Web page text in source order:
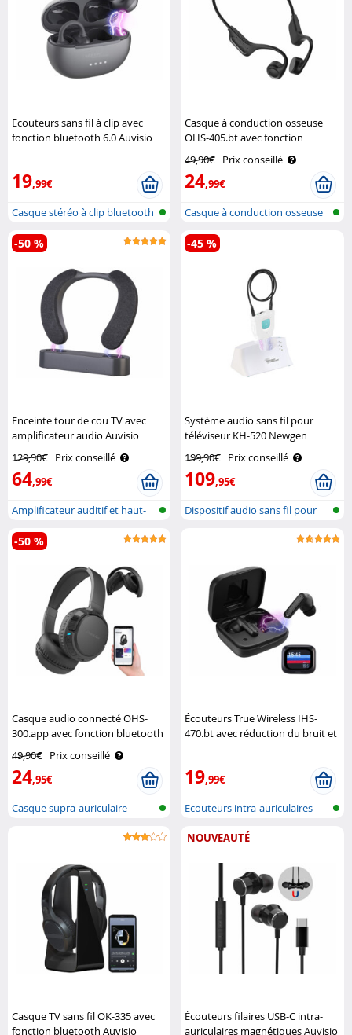
Ecouteurs sans fil à clip avec
fonction bluetooth 6.0 Auvisio
19,99€
Casque stéréo à clip bluetooth
avec..
Casque à conduction osseuse
OHS-405.bt avec fonction
bluetooth 5.4 Auvisio
49,90€ Prix conseillé
24,99€
Casque à conduction osseuse
étanche..
Enceinte tour de cou TV avec
amplificateur audio Auvisio
129,90€ Prix conseillé
64,99€
-50 %
Amplificateur auditif et haut-
parle..
Système audio sans fil pour
téléviseur KH-520 Newgen
199,90€ Prix conseillé
109,95€
-45 %
Dispositif audio sans fil pour
Casque audio connecté OHS-
300.app avec fonction bluetooth
49,90€ Prix conseillé
24,95€
-50 %
Casque supra-auriculaire
Écouteurs True Wireless IHS-
470.bt avec réduction du bruit et
19,99€
Ecouteurs intra-auriculaires
Casque TV sans fil OK-335 avec
fonction bluetooth Auvisio
NOUVEAUTÉ
Écouteurs filaires USB-C intra-
auriculaires magnétiques Auvisio